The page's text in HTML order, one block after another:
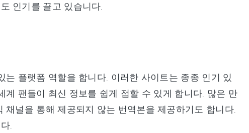
인기를 끌고 있습니다.
플랫폼 역할을 합니다. 이러한 사이트는 종종 인기 있
팬들이 최신 정보를 쉽게 접할 수 있게 합니다. 많은 만
널을 통해 제공되지 않는 번역본을 제공하기도 합니다.
.